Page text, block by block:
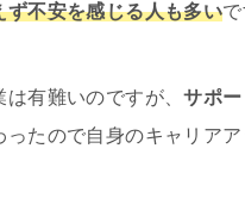
不安を感じる人も多いで
は有難いのですが、サポ
たので自身のキャリア